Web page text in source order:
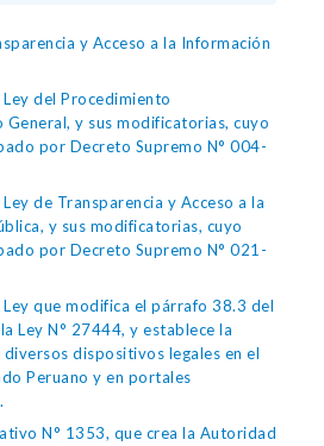
y Acceso a la Información
del Procedimiento
y sus modificatorias, cuyo
por Decreto Supremo N° 004-
de Transparencia y Acceso a la
y sus modificatorias, cuyo
por Decreto Supremo N° 021-
Ley que modifica el párrafo 38.3 del
Ley N° 27444, y establece la
dispositivos legales en el
Peruano y en portales
N° 1353, que crea la Autoridad